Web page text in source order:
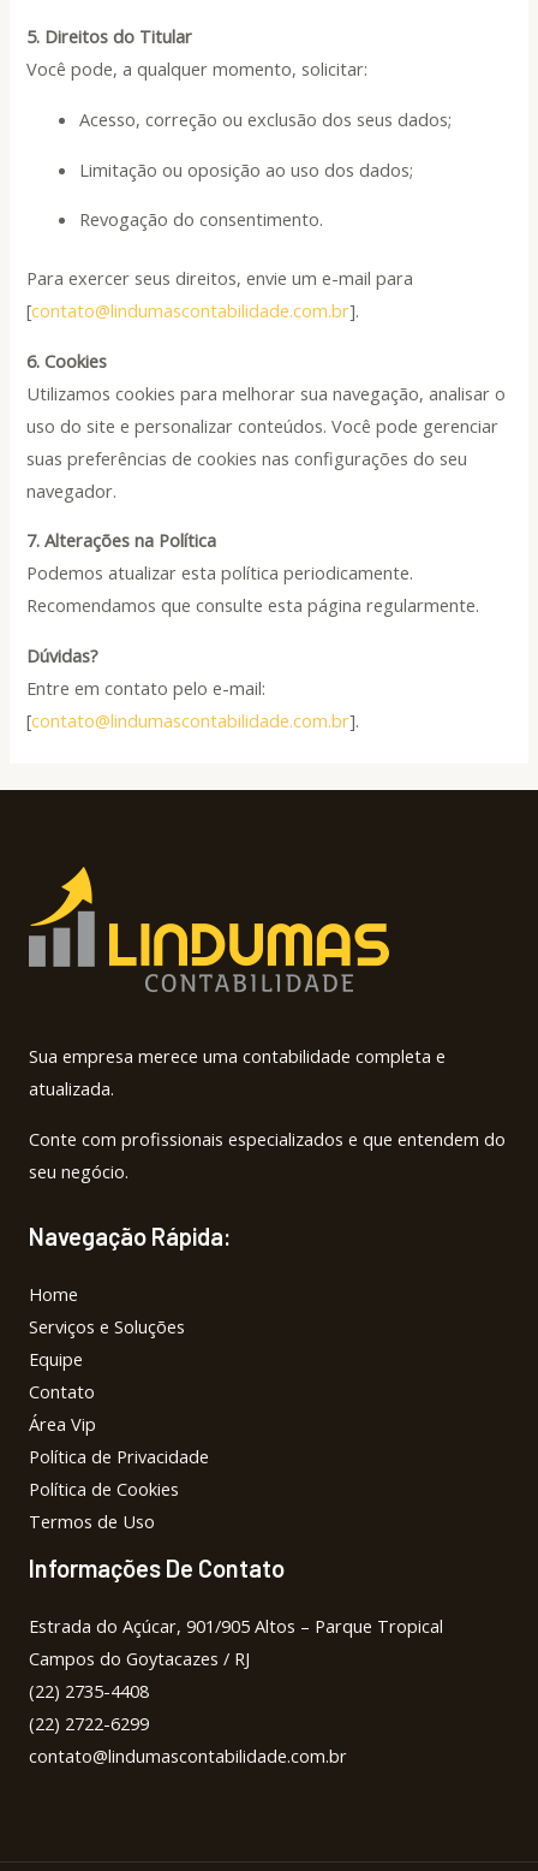
5. Direitos do Titular
Você pode, a qualquer momento, solicitar:
Acesso, correção ou exclusão dos seus dados;
Limitação ou oposição ao uso dos dados;
Revogação do consentimento.
Para exercer seus direitos, envie um e-mail para
[contato@lindumascontabilidade.com.br].
6. Cookies
Utilizamos cookies para melhorar sua navegação, analisar o
uso do site e personalizar conteúdos. Você pode gerenciar
suas preferências de cookies nas configurações do seu
navegador.
7. Alterações na Política
Podemos atualizar esta política periodicamente.
Recomendamos que consulte esta página regularmente.
Dúvidas?
Entre em contato pelo e-mail:
[contato@lindumascontabilidade.com.br].
Sua empresa merece uma contabilidade completa e
atualizada.
Conte com profissionais especializados e que entendem do
seu negócio.
Navegação Rápida:
Home
Serviços e Soluções
Equipe
Contato
Área Vip
Política de Privacidade
Política de Cookies
Termos de Uso
Informações De Contato
Estrada do Açúcar, 901/905 Altos – Parque Tropical
Campos do Goytacazes / RJ
(22) 2735-4408
(22) 2722-6299
contato@lindumascontabilidade.com.br